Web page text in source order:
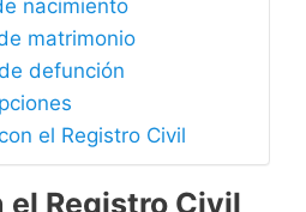
nacimiento
matrimonio
defunción
el Registro Civil
Registro Civil